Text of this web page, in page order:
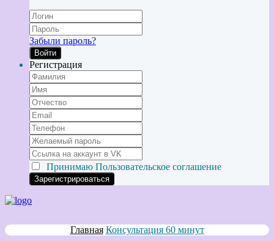
Забыли пароль?
Войти
Регистрация
Принимаю Пользовательское соглашение
Главная Консультация 60 минут